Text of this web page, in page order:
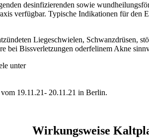
desinfizierenden sowie
verfügbar. Typische Indikationen für den
Liegeschwielen, Schwanzdrüsen,
bei Bissverletzungen oderfelinem Akne
unter
19.11.21- 20.11.21 in Berlin.
Wirkungsweise